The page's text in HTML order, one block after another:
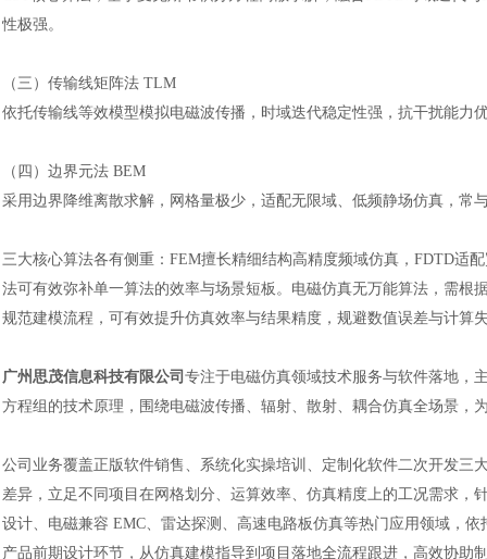
性极强。
（三）传输线矩阵法 TLM
依托传输线等效模型模拟电磁波传播，时域迭代稳定性强，抗干扰能
（四）边界元法 BEM
采用边界降维离散求解，网格量极少，适配无限域、低频静场仿真，常
三大核心算法各有侧重： FEM擅长精细结构高精度频域仿真，FDTD适
法可有效弥补单一算法的效率与场景短板。电磁仿真无万能算法，需
规范建模流程，可有效提升仿真效率与结果精度，规避数值误差与计算
广州思茂信息科技有限公司 专注于电磁仿真领域技术服务与软件落地，
方程组的技术原理，围绕电磁波传播、辐射、散射、耦合仿真全场景，
公司业务覆盖正版软件销售、系统化实操培训、定制化软件二次开发
差异，立足不同项目在网格划分、运算效率、仿真精度上的工况需求
设计、电磁兼容 EMC、雷达探测、高速电路板仿真等热门应用领域，
产品前期设计环节，从仿真建模指导到项目落地全流程跟进，高效协